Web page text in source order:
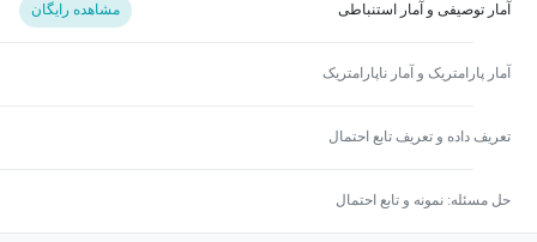
آمار توصیفی و آمار استنباطی مشاهده رایگان
آمار پارامتریک و آمار ناپارامتریک
تعریف داده و تعریف تابع احتمال
حل مسئله: نمونه و تابع احتمال